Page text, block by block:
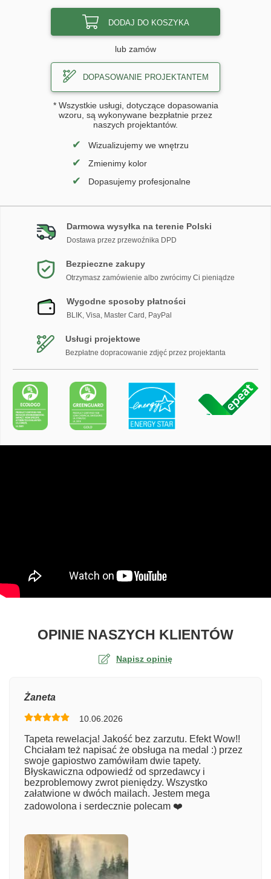
DODAJ DO KOSZYKA
lub zamów
DOPASOWANIE PROJEKTANTEM
* Wszystkie usługi, dotyczące dopasowania
wzoru, są wykonywane bezpłatnie przez
naszych projektantów.
✔ Wizualizujemy we wnętrzu
✔ Zmienimy kolor
✔ Dopasujemy profesjonalne
Darmowa wysyłka na terenie Polski
Dostawa przez przewoźnika DPD
Bezpieczne zakupy
Otrzymasz zamówienie albo zwrócimy Ci pieniądze
Wygodne sposoby płatności
BLIK, Visa, Master Card, PayPal
Usługi projektowe
Bezpłatne dopracowanie zdjęć przez projektanta
OPINIE NASZYCH KLIENTÓWO
Napisz opinię
Numer zamówienia
Imię
Żaneta
10.06.2026
Tapeta rewelacja! Jakość bez zarzutu. Efekt Wow!!
Chciałam też napisać że obsługa na medal :) przez
swoje gapiostwo zamówiłam dwie tapety.
Błyskawiczna odpowiedź od sprzedawcy i
bezproblemowy zwrot pieniędzy. Wszystko
załatwione w dwóch mailach. Jestem mega
zadowolona i serdecznie polecam ❤️